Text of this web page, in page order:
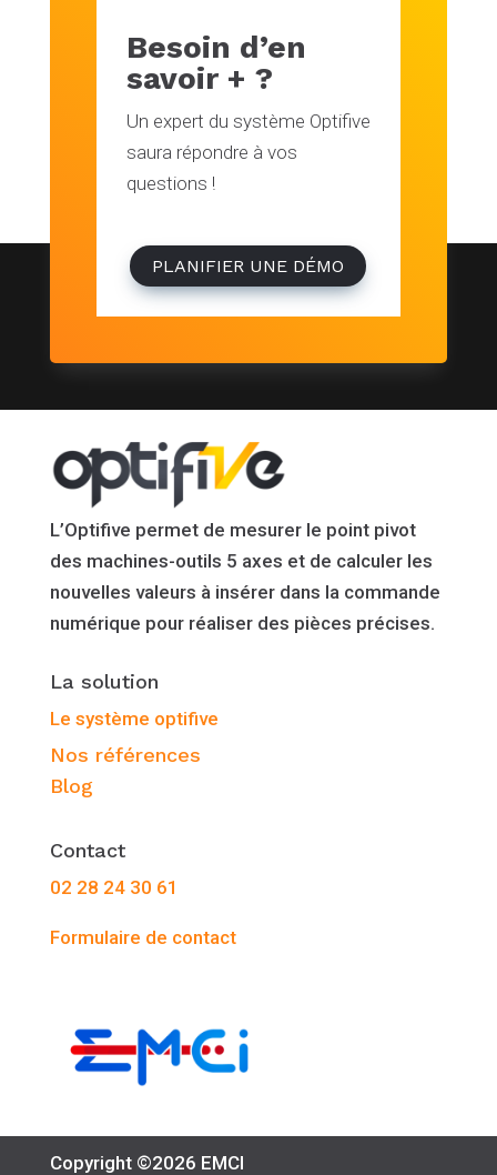
Besoin d’en
savoir + ?
Un expert du système Optifive
saura répondre à vos
questions !
PLANIFIER UNE DÉMO
L’Optifive permet de mesurer le point pivot
des machines-outils 5 axes et de calculer les
nouvelles valeurs à insérer dans la commande
numérique pour réaliser des pièces précises.
La solution
Le système optifive
Nos références
Blog
Contact
02 28 24 30 61
Formulaire de contact
Copyright ©2026 EMCI